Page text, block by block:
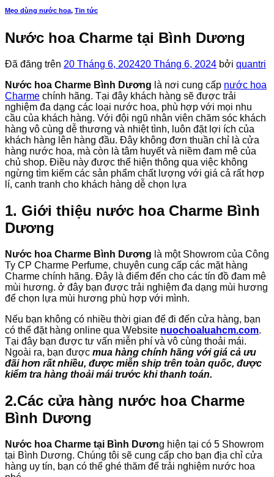
Mẹo dùng nước hoa, Tin tức
Nước hoa Charme tại Bình Dương
Đã đăng trên 20 Tháng 6, 202420 Tháng 6, 2024 bởi quantri
Nước hoa Charme Bình Dương là nơi cung cấp nước hoa
Charme chính hãng. Tại đây khách hàng sẽ được trải
nghiệm đa dạng các loại nước hoa, phù hợp với mọi nhu
cầu của khách hàng. Với đội ngũ nhân viên chăm sóc khách
hàng vô cùng dễ thương và nhiệt tình, luôn đặt lợi ích của
khách hàng lên hàng đầu. Đây không đơn thuần chỉ là cửa
hàng nước hoa, mà còn là tâm huyết và niềm đam mê của
chủ shop. Điều này được thể hiện thông qua việc không
ngừng tìm kiếm các sản phẩm chất lượng với giá cả rất hợp
lí, canh tranh cho khách hàng dễ chọn lựa
1. Giới thiệu nước hoa Charme Bình
Dương
Nước hoa Charme Bình Dương là một Showrom của Công
Ty CP Charme Perfume, chuyên cung cấp các mặt hàng
Charme chính hãng. Đây là điểm đến cho các tín đồ đam mê
mùi hương. ở đây bạn được trải nghiệm đa dạng mùi hương
để chọn lựa mùi hương phù hợp với mình.
Nếu bạn không có nhiều thời gian để đi đến cửa hàng, bạn
có thể đặt hàng online qua Website nuochoaluahcm.com.
Tại đây bạn được tư vấn miễn phí và vô cùng thoải mái.
Ngoài ra, bạn được mua hàng chính hãng với giá cả ưu
đãi hơn rất nhiều, được miễn ship trên toàn quốc, được
kiểm tra hàng thoải mái trước khi thanh toán.
2.Các cửa hàng nước hoa Charme
Bình Dương
Nước hoa Charme tại Bình Dương hiện tại có 5 Showrom
tại Bình Dương. Chúng tôi sẽ cung cấp cho bạn địa chỉ cửa
hàng uy tín, bạn có thể ghé thăm để trải nghiệm nước hoa